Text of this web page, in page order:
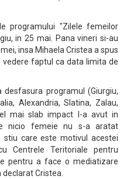
programului "Zilele femeilor
in 25 mai. Pana vineri si-au
insa Mihaela Cristea a spus
faptul ca data limita de
programul (Giurgiu,
Alexandria, Slatina, Zalau,
mai slab impact l-a avut in
nicio femeie nu s-a aratat
stiu care este motivul acestei
Centrele Teritoriale pentru
pentru a face o mediatizare
Cristea.